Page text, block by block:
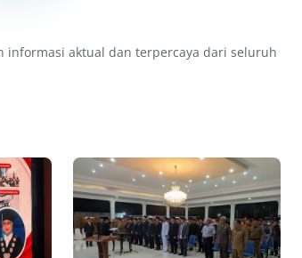
informasi aktual dan terpercaya dari seluruh